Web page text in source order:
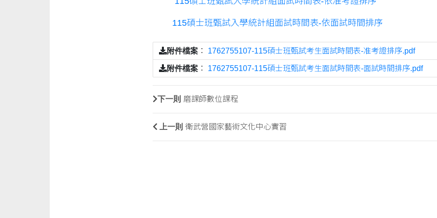
115碩士班甄試入學統計組面試時間表-依面試時間排序
附件檔案 ： 1762755107-115碩士班甄試考生面試時間表-准考證排序.pdf
附件檔案 ： 1762755107-115碩士班甄試考生面試時間表-面試時間排序.pdf
下一則 磨課師數位課程
上一則 衛武營國家藝術文化中心實習